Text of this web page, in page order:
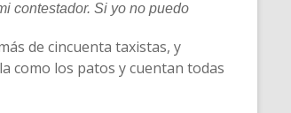
contestador. Si yo no puedo
de cincuenta taxistas, y
como los patos y cuentan todas